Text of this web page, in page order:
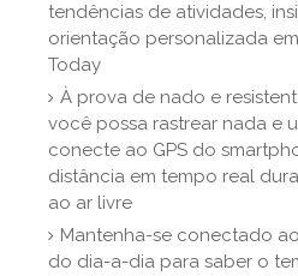
tendências de atividades,
orientação personalizada
Today
À prova de nado e
você possa rastrear nada e
conecte ao GPS do
distância em tempo real
ao ar livre
Mantenha-se conectado
do dia-a-dia para saber o